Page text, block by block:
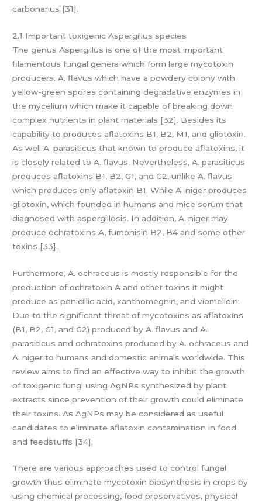
carbonarius [31].
2.1 Important toxigenic Aspergillus species
The genus Aspergillus is one of the most important
filamentous fungal genera which form large mycotoxin
producers. A. flavus which have a powdery colony with
yellow-green spores containing degradative enzymes in
the mycelium which make it capable of breaking down
complex nutrients in plant materials [32]. Besides its
capability to produces aflatoxins B1, B2, M1, and gliotoxin.
As well A. parasiticus that known to produce aflatoxins, it
is closely related to A. flavus. Nevertheless, A. parasiticus
produces aflatoxins B1, B2, G1, and G2, unlike A. flavus
which produces only aflatoxin B1. While A. niger produces
gliotoxin, which founded in humans and mice serum that
diagnosed with aspergillosis. In addition, A. niger may
produce ochratoxins A, fumonisin B2, B4 and some other
toxins [33].
Furthermore, A. ochraceus is mostly responsible for the
production of ochratoxin A and other toxins it might
produce as penicillic acid, xanthomegnin, and viomellein.
Due to the significant threat of mycotoxins as aflatoxins
(B1, B2, G1, and G2) produced by A. flavus and A.
parasiticus and ochratoxins produced by A. ochraceus and
A. niger to humans and domestic animals worldwide. This
review aims to find an effective way to inhibit the growth
of toxigenic fungi using AgNPs synthesized by plant
extracts since prevention of their growth could eliminate
their toxins. As AgNPs may be considered as useful
candidates to eliminate aflatoxin contamination in food
and feedstuffs [34].
There are various approaches used to control fungal
growth thus eliminate mycotoxin biosynthesis in crops by
using chemical processing, food preservatives, physical